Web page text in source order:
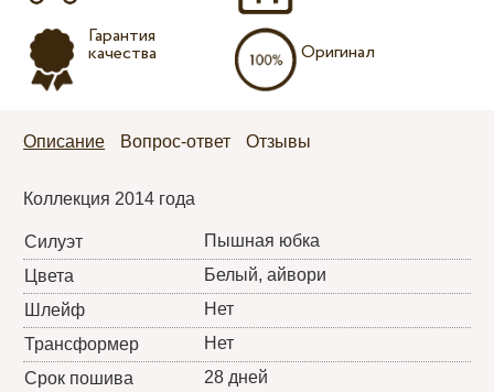
Гарантия
качества Оригинал
Описание Вопрос-ответ Отзывы
Коллекция 2014 года
Силуэт
Пышная юбка
Цвета
Белый, айвори
Шлейф
Нет
Трансформер
Нет
Срок пошива
28 дней